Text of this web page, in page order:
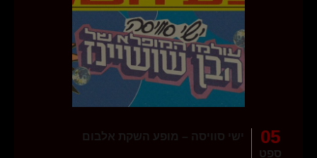
05
ספט
ישי סוויסה – מופע השקת אלבום